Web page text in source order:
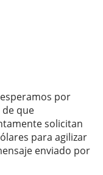
por
de que
solicitan
para agilizar
enviado por